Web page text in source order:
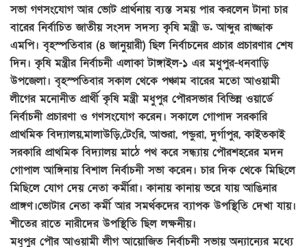
সভা গণসংযোগ আর ভোট প্রার্থনায় ব্যস্ত সময় পার করলেন টানা চার
বারের নির্বাচিত জাতীয় সংসদ সদস্য কৃষি মন্ত্রী ড. আব্দুর রাজ্জাক
এমপি। বৃহস্পতিবার (৪ জানুয়ারী) ছিল নির্বাচনের প্রচার প্রচারণার শেষ
দিন। কৃষি মন্ত্রীর নির্বাচনী এলাকা টাঙ্গাইল-১ এর মধুপুর-ধনবাড়ি
উপজেলা। বৃহস্পতিবার সকাল থেকে পঞ্চাম বারের মতো আওয়ামী
লীগের মনোনীত প্রার্থী কৃষি মন্ত্রী মধুপুর পৌরসভার বিভিন্ন ওয়ার্ডে
নির্বাচনী প্রচারণা ও গণসংযোগ করেন। সকালে গোপাদ সরকারি
প্রাথমিক বিদ্যালয়,মালাউড়ি,টেংরি, আশুরা, পন্ডুরা, দুর্গাপুর, কাইতকাই
সরকারি প্রাথমিক বিদ্যালয় মাঠে পথ করে সন্ধ্যায় পৌরশহরের মদন
গোপাল আঙ্গিনায় বিশাল নির্বাচনী সভা করেন। চার দিক থেকে মিছিলে
মিছিলে যোগ দেয় নেতা কর্মীরা। কানায় কানায় ভরে যায় আঙিনার
প্রাঙ্গণ।ভোটার নেতা কর্মী আর সমর্থকদের ব্যাপক উপস্থিতি দেখা যায়।
শীতের রাতে নারীদের উপস্থিতি ছিল লক্ষনীয়।
মধুপুর পৌর আওয়ামী লীগ আয়োজিত নির্বাচনী সভায় অন্যান্যের মধ্যে